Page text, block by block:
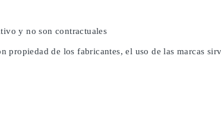
y no son contractuales
propiedad de los fabricantes, el uso de las marcas